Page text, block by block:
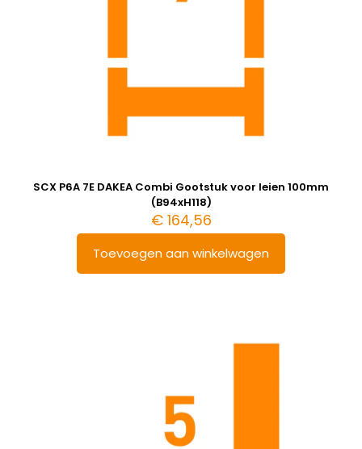
SCX P6A 7E DAKEA Combi Gootstuk voor leien 100mm
(B94xH118)
€164,56
Toevoegen aan winkelwagen